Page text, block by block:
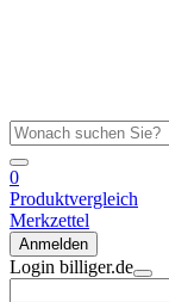
0
Produktvergleich
Merkzettel
Anmelden
Login billiger.de